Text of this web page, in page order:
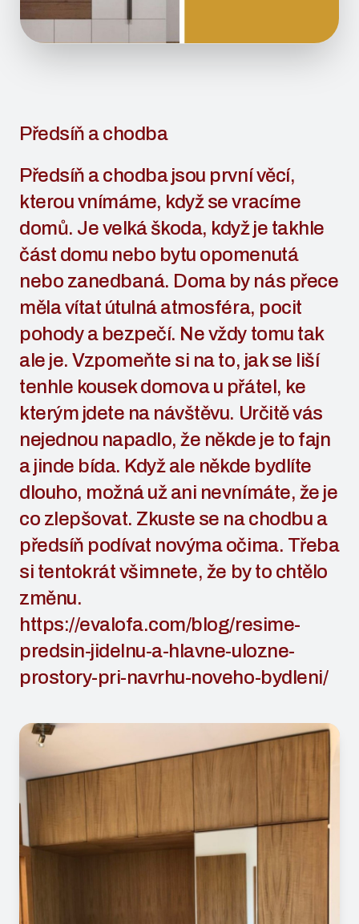
Předsíň a chodba
Předsíň a chodba jsou první věcí,
kterou vnímáme, když se vracíme
domů. Je velká škoda, když je takhle
část domu nebo bytu opomenutá
nebo zanedbaná. Doma by nás přece
měla vítat útulná atmosféra, pocit
pohody a bezpečí. Ne vždy tomu tak
ale je. Vzpomeňte si na to, jak se liší
tenhle kousek domova u přátel, ke
kterým jdete na návštěvu. Určitě vás
nejednou napadlo, že někde je to fajn
a jinde bída. Když ale někde bydlíte
dlouho, možná už ani nevnímáte, že je
co zlepšovat. Zkuste se na chodbu a
předsíň podívat novýma očima. Třeba
si tentokrát všimnete, že by to chtělo
změnu.
https://evalofa.com/blog/resime-
predsin-jidelnu-a-hlavne-ulozne-
prostory-pri-navrhu-noveho-bydleni/